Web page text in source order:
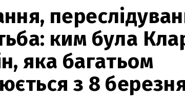
ким була
яка багатьом
з 8